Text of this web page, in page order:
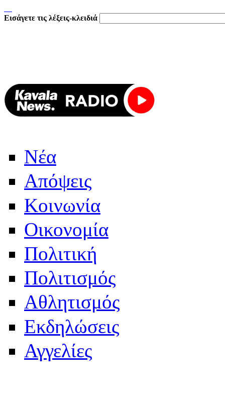
Εισάγετε τις λέξεις-κλειδιά
Νέα
Απόψεις
Κοινωνία
Οικονομία
Πολιτική
Πολιτισμός
Αθλητισμός
Εκδηλώσεις
Αγγελίες